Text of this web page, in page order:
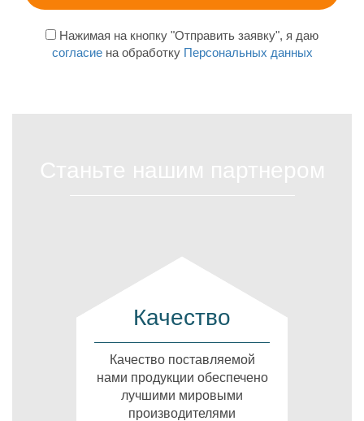
Нажимая на кнопку "Отправить заявку", я даю
согласиена обработку Персональных данных
Качество
Качество поставляемой
нами продукции обеспечено
лучшими мировыми
производителями